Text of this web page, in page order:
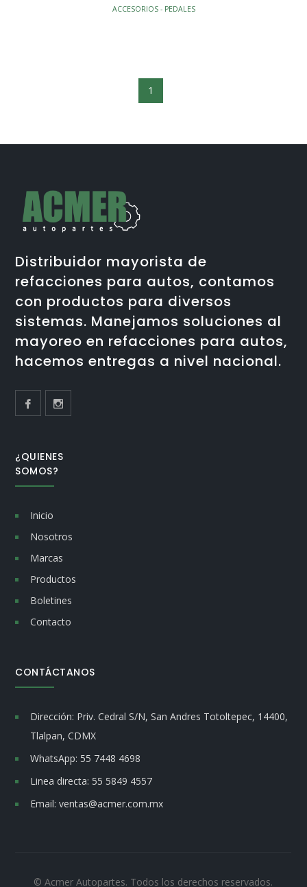
ACCESORIOS - PEDALES
1
Distribuidor mayorista de
refacciones para autos, contamos
con productos para diversos
sistemas. Manejamos soluciones al
mayoreo en refacciones para autos,
hacemos entregas a nivel nacional.
¿QUIENES
SOMOS?
Inicio
Nosotros
Marcas
Productos
Boletines
Contacto
CONTÁCTANOS
Dirección: Priv. Cedral S/N, San Andres Totoltepec, 14400,
Tlalpan, CDMX
WhatsApp: 55 7448 4698
Linea directa: 55 5849 4557
Email: ventas@acmer.com.mx
© Acmer Autopartes. Todos los derechos reservados.